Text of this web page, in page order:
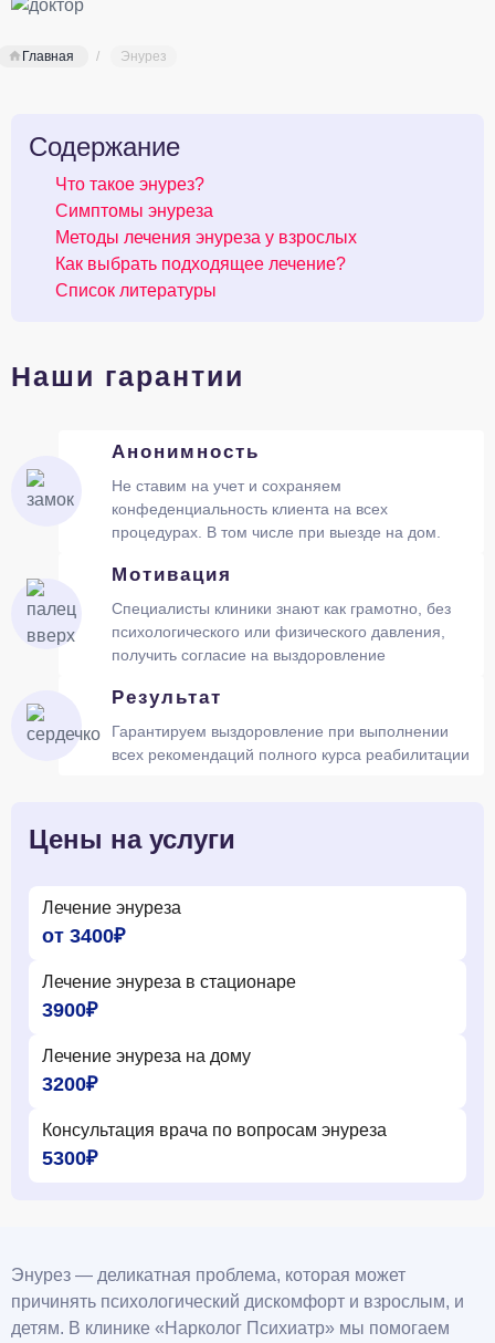
Главная Энурез
Содержание
Что такое энурез?
Симптомы энуреза
Методы лечения энуреза у взрослых
Как выбрать подходящее лечение?
Список литературы
Наши гарантии
Анонимность
Не ставим на учет и сохраняем
конфеденциальность клиента на всех
процедурах. В том числе при выезде на дом.
Мотивация
Специалисты клиники знают как грамотно, без
психологического или физического давления,
получить согласие на выздоровление
Результат
Гарантируем выздоровление при выполнении
всех рекомендаций полного курса реабилитации
Цены на услуги
Лечение энуреза
от 3400₽
Лечение энуреза в стационаре
3900₽
Лечение энуреза на дому
3200₽
Консультация врача по вопросам энуреза
5300₽
Энурез — деликатная проблема, которая может
причинять психологический дискомфорт и взрослым, и
детям. В клинике «Нарколог Психиатр» мы помогаем